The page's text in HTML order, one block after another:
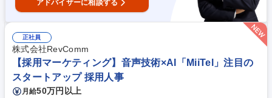
アドバイザーに相談する
正社員
株式会社RevComm
【採用マーケティング】音声技術×AI「MiiTel」注目の
スタートアップ 採用人事
月給50万円以上